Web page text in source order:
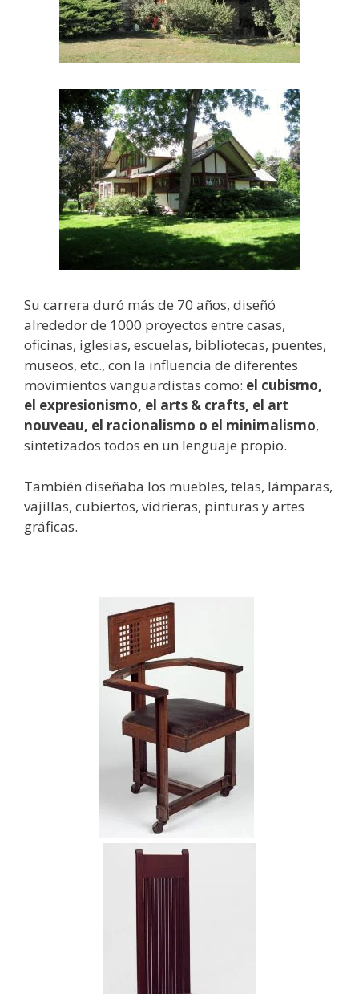
Su carrera duró más de 70 años, diseñó
alrededor de 1000 proyectos entre casas,
oficinas, iglesias, escuelas, bibliotecas, puentes,
museos, etc., con la influencia de diferentes
movimientos vanguardistas como: el cubismo,
el expresionismo, el arts & crafts, el art
nouveau, el racionalismo o el minimalismo,
sintetizados todos en un lenguaje propio.
También diseñaba los muebles, telas, lámparas,
vajillas, cubiertos, vidrieras, pinturas y artes
gráficas.